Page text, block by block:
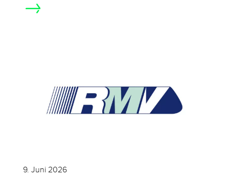
9. Juni 2026